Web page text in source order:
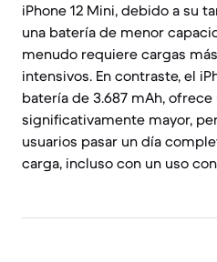
iPhone 12 Mini, debido a su
una batería de menor
menudo requiere cargas
intensivos. En contraste, el
batería de 3.687 mAh,
significativamente mayor,
usuarios pasar un día
carga, incluso con un uso